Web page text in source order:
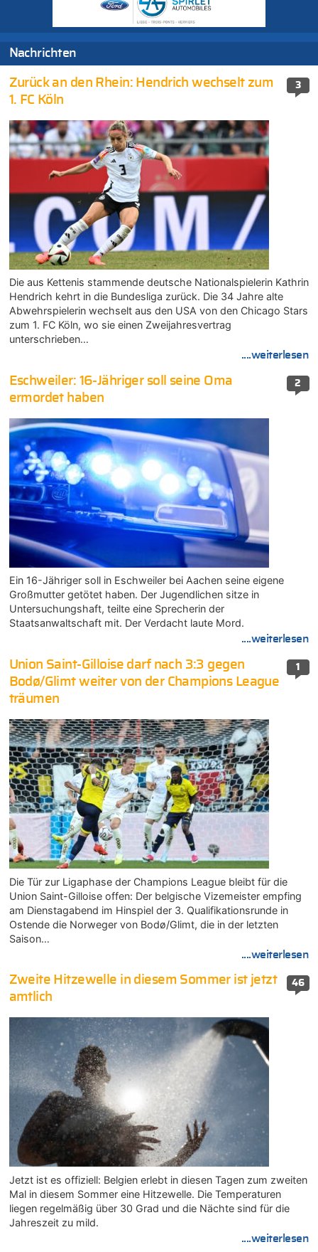
Nachrichten
3
Zurück an den Rhein: Hendrich wechselt zum
1. FC Köln
Die aus Kettenis stammende deutsche Nationalspielerin Kathrin
Hendrich kehrt in die Bundesliga zurück. Die 34 Jahre alte
Abwehrspielerin wechselt aus den USA von den Chicago Stars
zum 1. FC Köln, wo sie einen Zweijahresvertrag
unterschrieben…
....weiterlesen
2
Eschweiler: 16-Jähriger soll seine Oma
ermordet haben
Ein 16-Jähriger soll in Eschweiler bei Aachen seine eigene
Großmutter getötet haben. Der Jugendlichen sitze in
Untersuchungshaft, teilte eine Sprecherin der
Staatsanwaltschaft mit. Der Verdacht laute Mord.
....weiterlesen
1
Union Saint-Gilloise darf nach 3:3 gegen
Bodø/Glimt weiter von der Champions League
träumen
Die Tür zur Ligaphase der Champions League bleibt für die
Union Saint-Gilloise offen: Der belgische Vizemeister empfing
am Dienstagabend im Hinspiel der 3. Qualifikationsrunde in
Ostende die Norweger von Bodø/Glimt, die in der letzten
Saison…
....weiterlesen
46
Zweite Hitzewelle in diesem Sommer ist jetzt
amtlich
Jetzt ist es offiziell: Belgien erlebt in diesen Tagen zum zweiten
Mal in diesem Sommer eine Hitzewelle. Die Temperaturen
liegen regelmäßig über 30 Grad und die Nächte sind für die
Jahreszeit zu mild.
....weiterlesen